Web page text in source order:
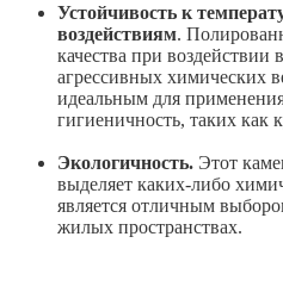
Устойчивость к
воздействиям.
качества при воздействии
агрессивных химических
идеальным для
гигиеничность, таких
Экологичность. Этот
выделяет каких-либо
является отличным
жилых пространствах.